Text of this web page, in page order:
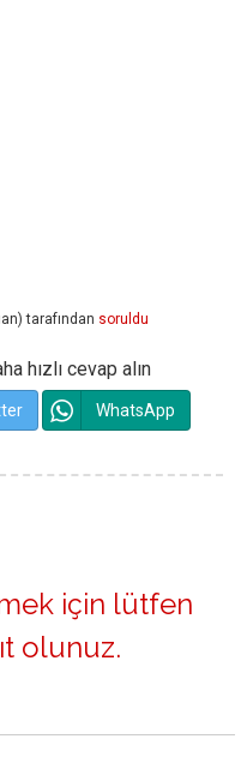
tarafından soruldu
hızlı cevap alın
WhatsApp
için lütfen
olunuz.